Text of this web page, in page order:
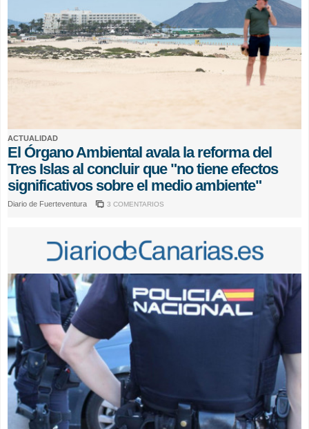
ACTUALIDAD
El Órgano Ambiental avala la reforma del
Tres Islas al concluir que "no tiene efectos
significativos sobre el medio ambiente"
Diario de Fuerteventura 3 COMENTARIOS